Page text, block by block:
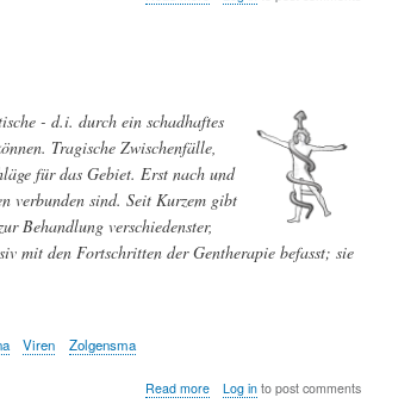
Wenn
tatsächliche
Target
-
ein
für
das
- d.i. durch ein schadhaftes
Tragische Zwischenfälle,
für das Gebiet. Erst nach und
verbunden sind. Seit Kurzem gibt
Behandlung verschiedenster,
mit den Fortschritten der Gentherapie befasst; sie
Viren Zolgensma
Read moreabout
Log into post comments